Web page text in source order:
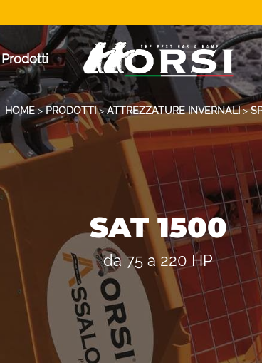
Prodotti
HOME>PRODOTTI>ATTREZZATURE INVERNALI>
SAT 1500
da 75 a 220 HP